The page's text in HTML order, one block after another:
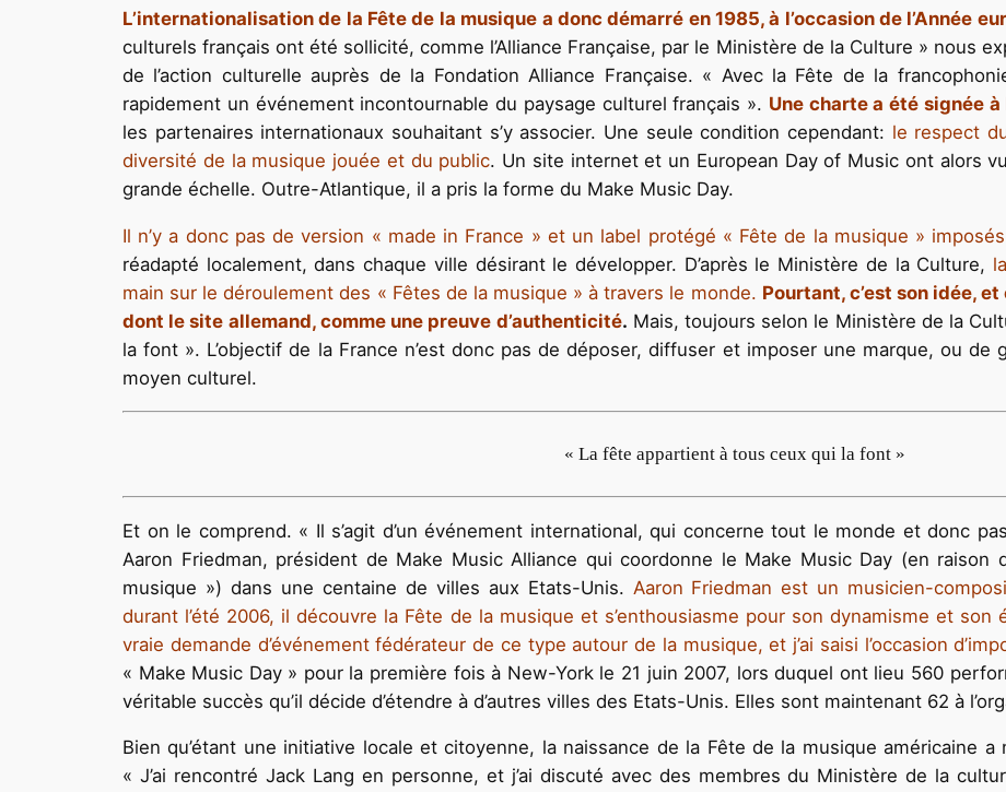
L’internationalisation de la Fête de la musique a donc démarré en 1985, à l’occasion de l’Année
culturels français ont été sollicité, comme l’Alliance Française, par le Ministère de la Culture » nous
de l’action culturelle auprès de la Fondation Alliance Française. « Avec la Fête de la
rapidement un événement incontournable du paysage culturel français ». Une charte a été signée
les partenaires internationaux souhaitant s’y associer. Une seule condition cependant: le respect
diversité de la musique jouée et du public. Un site internet et un European Day of Music ont alors
grande échelle. Outre-Atlantique, il a pris la forme du Make Music Day.
Il n’y a donc pas de version « made in France » et un label protégé « Fête de la musique »
réadapté localement, dans chaque ville désirant le développer. D’après le Ministère de la Culture,
main sur le déroulement des « Fêtes de la musique » à travers le monde. Pourtant, c’est son idée,
dont le site allemand, comme une preuve d’authenticité. Mais, toujours selon le Ministère de la
la font ». L’objectif de la France n’est donc pas de déposer, diffuser et imposer une marque, ou de
moyen culturel.
« La fête appartient à tous ceux qui la font »
Et on le comprend. « Il s’agit d’un événement international, qui concerne tout le monde et donc
Aaron Friedman, président de Make Music Alliance qui coordonne le Make Music Day (en raison
musique ») dans une centaine de villes aux Etats-Unis. Aaron Friedman est un musicien-
durant l’été 2006, il découvre la Fête de la musique et s’enthousiasme pour son dynamisme et
vraie demande d’événement fédérateur de ce type autour de la musique, et j’ai saisi l’occasion
« Make Music Day » pour la première fois à New-York le 21 juin 2007, lors duquel ont lieu 560
véritable succès qu’il décide d’étendre à d’autres villes des Etats-Unis. Elles sont maintenant 62 à
Bien qu’étant une initiative locale et citoyenne, la naissance de la Fête de la musique américaine
« J’ai rencontré Jack Lang en personne, et j’ai discuté avec des membres du Ministère de la